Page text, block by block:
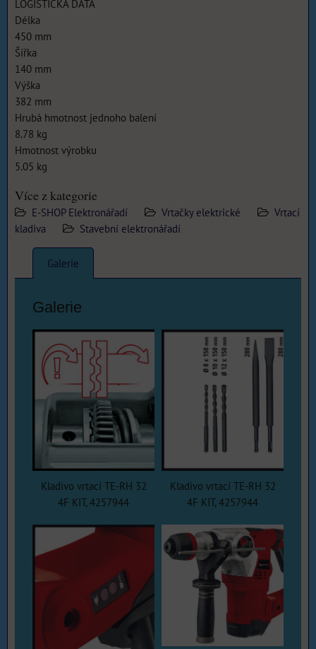
LOGISTICKÁ DATA
Délka
450 mm
Šířka
140 mm
Výška
382 mm
Hrubá hmotnost jednoho balení
8.78 kg
Hmotnost výrobku
5.05 kg
Více z kategorie
E-SHOP Elektronářadí Vrtačky elektrické
Vrtací
kladiva
Stavební elektronářadí
Galerie
Galerie
Kladivo vrtací TE-RH 32
4F KIT, 4257944
Kladivo vrtací TE-RH 32
4F KIT, 4257944